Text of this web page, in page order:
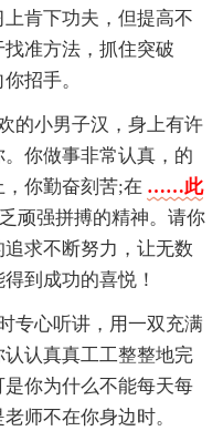
肯下功夫，但提高不
准方法，抓住突破
招手。
的小男子汉，身上有许
你做事非常认真，的
你勤奋刻苦;在 ……此
顽强拼搏的精神。请你
求不断努力，让无数
到成功的喜悦！
专心听讲，用一双充满
认真真工工整整地完
你为什么不能每天每
师不在你身边时。